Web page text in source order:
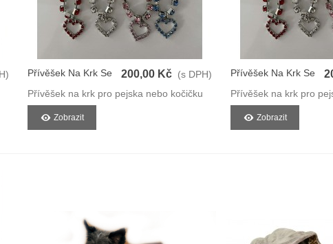
Přívěšek Na Krk Se
200,00 Kč (s DPH)
Přívěšek na krk pro pejska nebo kočičku
Zobrazit
Přívěšek Na Krk Se
Přívěšek na krk pro
Zobrazit